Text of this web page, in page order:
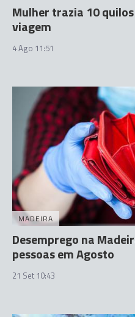
Mulher trazia 10
viagem
4 Ago 11:51
MADEIRA
Desemprego na
pessoas em Agosto
21 Set 10:43